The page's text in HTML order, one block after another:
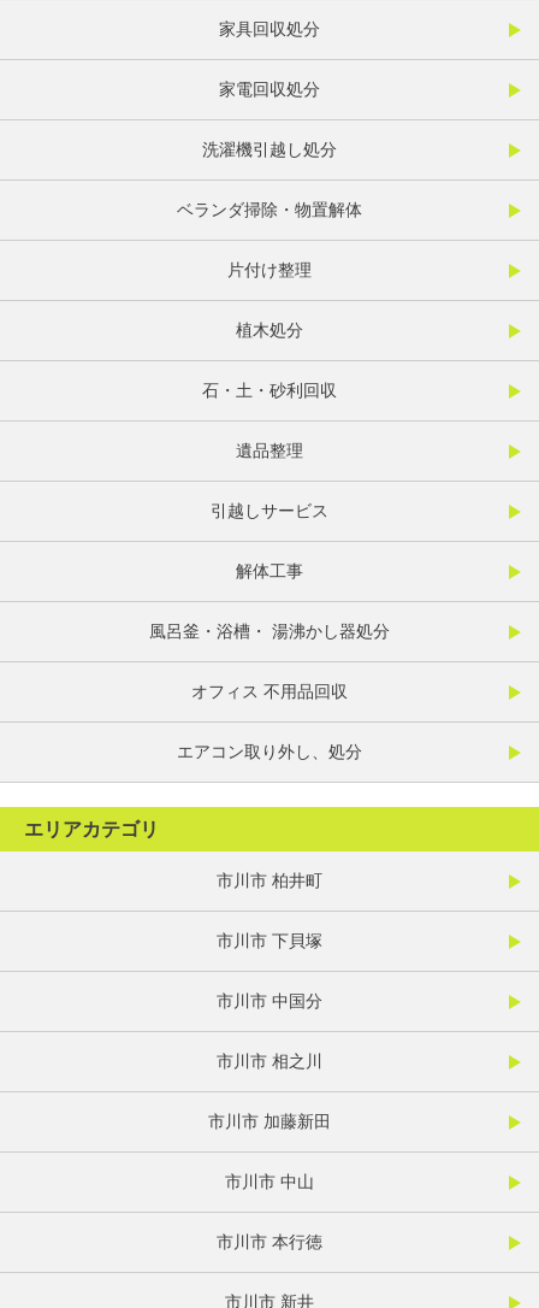
家具回収処分
家電回収処分
洗濯機引越し処分
ベランダ掃除・物置解体
片付け整理
植木処分
石・土・砂利回収
遺品整理
引越しサービス
解体工事
風呂釜・浴槽・ 湯沸かし器処分
オフィス 不用品回収
エアコン取り外し、処分
エリアカテゴリ
市川市 柏井町
市川市 下貝塚
市川市 中国分
市川市 相之川
市川市 加藤新田
市川市 中山
市川市 本行徳
市川市 新井